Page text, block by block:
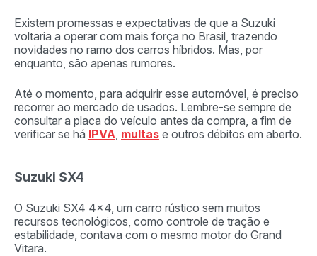
Existem promessas e expectativas de que a Suzuki
voltaria a operar com mais força no Brasil, trazendo
novidades no ramo dos carros híbridos. Mas, por
enquanto, são apenas rumores.
Até o momento, para adquirir esse automóvel, é preciso
recorrer ao mercado de usados. Lembre-se sempre de
consultar a placa do veículo antes da compra, a fim de
verificar se há IPVA multas e outros débitos em aberto.
Suzuki SX4
O Suzuki SX4 4×4, um carro rústico sem muitos
recursos tecnológicos, como controle de tração e
estabilidade, contava com o mesmo motor do Grand
Vitara.